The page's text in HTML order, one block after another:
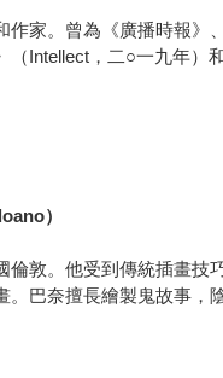
作家。曾為《廣播時報
（Intellect，二○一九年）
）
倫敦。他受到傳統插畫
巴奈擅長繪製鬼故事，